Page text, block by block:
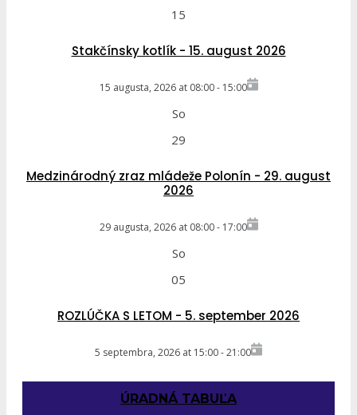
15
Stakčínsky kotlík - 15. august 2026
15 augusta, 2026 at 08:00- 15:00
So
29
Medzinárodný zraz mládeže Polonín - 29. august
2026
29 augusta, 2026 at 08:00- 17:00
So
05
ROZLÚČKA S LETOM - 5. september 2026
5 septembra, 2026 at 15:00-21:00
ÚRADNÁ TABUĽA